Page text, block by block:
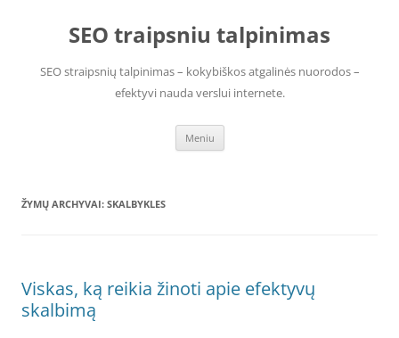
SEO traipsniu talpinimas
SEO straipsnių talpinimas – kokybiškos atgalinės nuorodos –
efektyvi nauda verslui internete.
Meniu
ŽYMŲ ARCHYVAI: SKALBYKLES
Viskas, ką reikia žinoti apie efektyvų
skalbimą